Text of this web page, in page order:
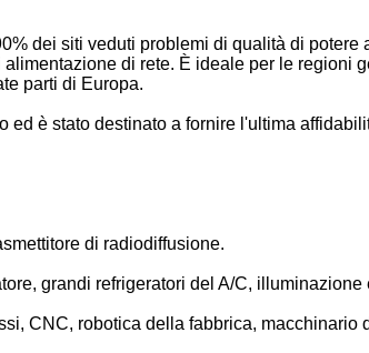
dei siti veduti problemi di qualità di
di rete. È ideale per le regioni
parti di Europa.
è stato destinato a fornire l'ultima
di radiodiffusione.
grandi refrigeratori del A/C,
CNC, robotica della fabbrica, macchinario